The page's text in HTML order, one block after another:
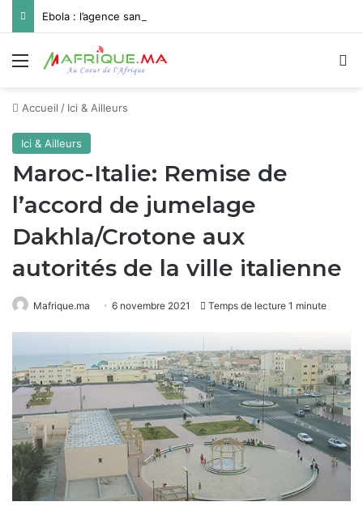
Menu
Accueil / Ici & Ailleurs
Ici & Ailleurs
Maroc-Italie: Remise de
l’accord de jumelage
Dakhla/Crotone aux
autorités de la ville italienne
Mafrique.ma 6 novembre 2021 Temps de lecture 1 minute